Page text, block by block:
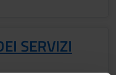
SERVIZI